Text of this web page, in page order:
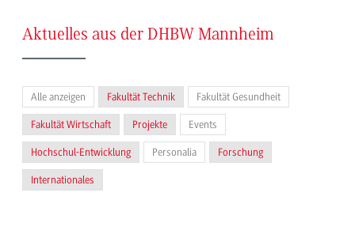
Aktuelles aus der DHBW Mannheim
Alle anzeigen Fakultät Technik Fakultät Gesundheit
Fakultät Wirtschaft Projekte Events
Hochschul-Entwicklung Personalia Forschung
Internationales